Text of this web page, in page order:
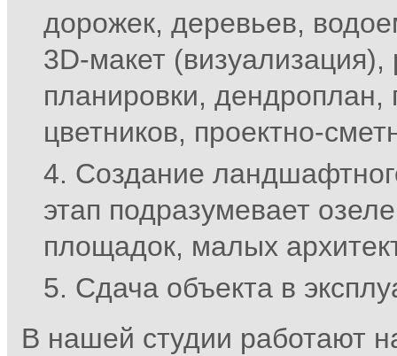
дорожек, деревьев,
3D-макет
планировки,
цветников, проектно-
Создание
этап подразумевает
площадок, малых
Сдача объекта в
В нашей студии работают